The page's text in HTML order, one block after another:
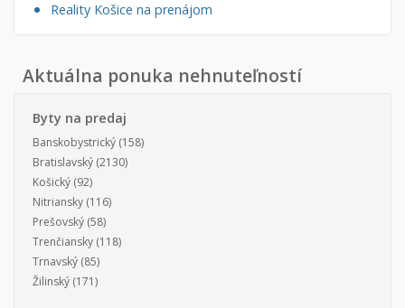
Reality Košice na prenájom
Aktuálna ponuka nehnuteľností
Byty na predaj
Banskobystrický (158)
Bratislavský (2130)
Košický (92)
Nitriansky (116)
Prešovský (58)
Trenčiansky (118)
Trnavský (85)
Žilinský (171)